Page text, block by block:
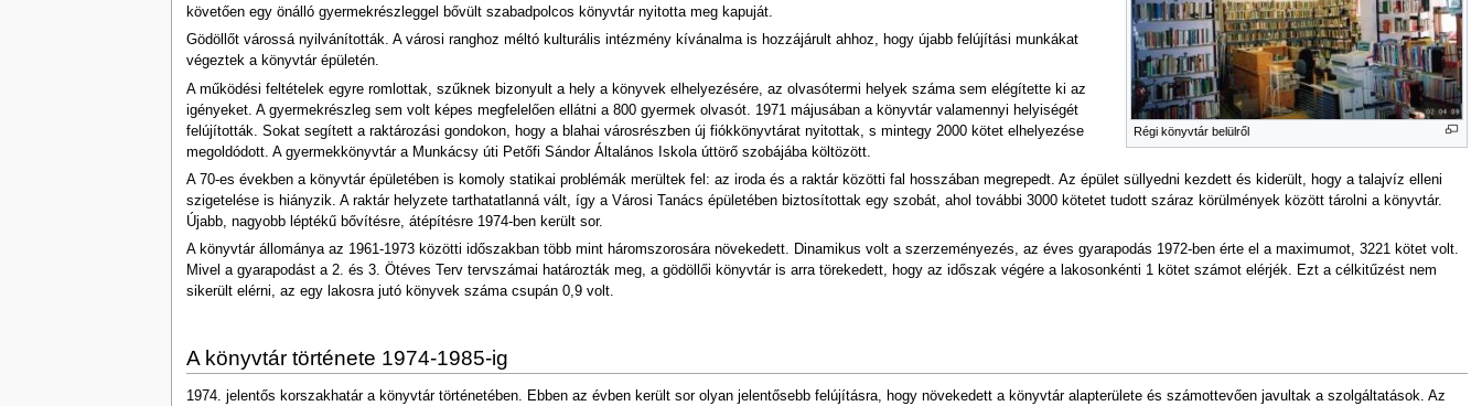
Régi könyvtár belülről
követően egy önálló gyermekrészleggel bővült szabadpolcos könyvtár nyitotta meg kapuját.
Gödöllőt várossá nyilvánították. A városi ranghoz méltó kulturális intézmény kívánalma is hozzájárult ahhoz, hogy újabb felújítási munkákat
végeztek a könyvtár épületén.
A működési feltételek egyre romlottak, szűknek bizonyult a hely a könyvek elhelyezésére, az olvasótermi helyek száma sem elégítette ki az
igényeket. A gyermekrészleg sem volt képes megfelelően ellátni a 800 gyermek olvasót. 1971 májusában a könyvtár valamennyi helyiségét
felújították. Sokat segített a raktározási gondokon, hogy a blahai városrészben új fiókkönyvtárat nyitottak, s mintegy 2000 kötet elhelyezése
megoldódott. A gyermekkönyvtár a Munkácsy úti Petőfi Sándor Általános Iskola úttörő szobájába költözött.
A 70-es években a könyvtár épületében is komoly statikai problémák merültek fel: az iroda és a raktár közötti fal hosszában megrepedt. Az épület süllyedni kezdett és kiderült, hogy a talajvíz elleni
szigetelése is hiányzik. A raktár helyzete tarthatatlanná vált, így a Városi Tanács épületében biztosítottak egy szobát, ahol további 3000 kötetet tudott száraz körülmények között tárolni a könyvtár.
Újabb, nagyobb léptékű bővítésre, átépítésre 1974-ben került sor.
A könyvtár állománya az 1961-1973 közötti időszakban több mint háromszorosára növekedett. Dinamikus volt a szerzeményezés, az éves gyarapodás 1972-ben érte el a maximumot, 3221 kötet volt.
Mivel a gyarapodást a 2. és 3. Ötéves Terv tervszámai határozták meg, a gödöllői könyvtár is arra törekedett, hogy az időszak végére a lakosonkénti 1 kötet számot elérjék. Ezt a célkitűzést nem
sikerült elérni, az egy lakosra jutó könyvek száma csupán 0,9 volt.
A könyvtár története 1974-1985-ig
1974. jelentős korszakhatár a könyvtár történetében. Ebben az évben került sor olyan jelentősebb felújításra, hogy növekedett a könyvtár alapterülete és számottevően javultak a szolgáltatások. Az